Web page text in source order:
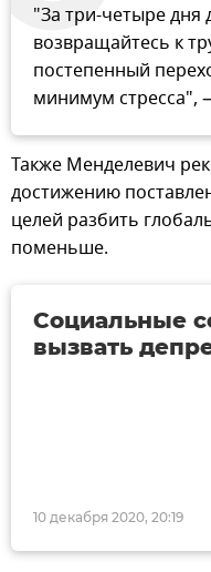
"За три-четыре дня
возвращайтесь к
постепенный
минимум стресса",
Также Менделевич
достижению
целей разбить
поменьше.
10 декабря 2020, 20:19
Социальные
вызвать